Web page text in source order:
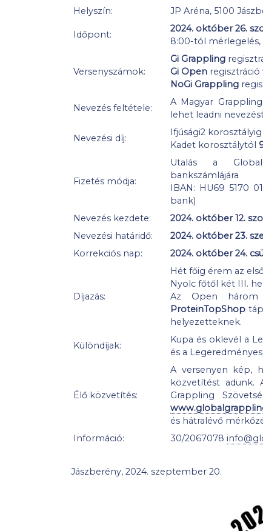
Helyszín:
JP Aréna, 5100
Időpont:
2024. október 26.
8:00-tól mérlegelés,
Versenyszámok:
Gi Grappling
Gi Open regisztráció
NoGi Grappling
Nevezés feltétele:
A Magyar
lehet leadni
Nevezési díj:
Ifjúsági2 korosztályig
Kadet korosztálytól
Fizetés módja:
Utalás a
bankszámlájára
IBAN: HU69 5170
bank)
Nevezés kezdete:
2024. október 12.
Nevezési határidő:
2024. október 23.
Korrekciós nap:
2024. október 24.
Díjazás:
Hét főig érem az
Nyolc főtől két III.
Az Open három
ProteinTopShop
helyezetteknek.
Különdíjak:
Kupa és oklevél a
és a
Élő közvetítés:
A versenyen kép,
közvetítést adunk.
Grappling
és hátralévő
Információ:
30/2067078
Jászberény, 2024. szeptember 20.